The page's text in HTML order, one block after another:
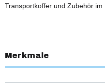
Transportkoffer und Zubehör im
Merkmale